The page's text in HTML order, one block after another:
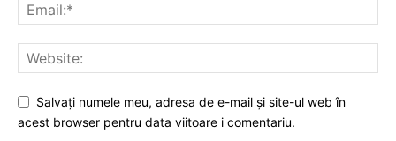
Salvați numele meu, adresa de e-mail și site-ul web în
acest browser pentru data viitoare i comentariu.